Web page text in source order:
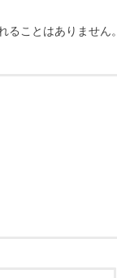
ることはありません。